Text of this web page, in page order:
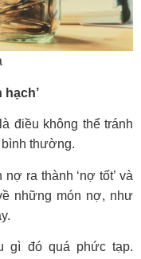
điều không thể tránh
bình thường.
ra thành ‘nợ tốt’ và
những món nợ, như
gì đó quá phức tạp.